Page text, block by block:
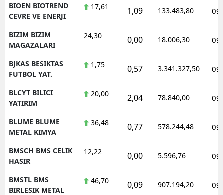
BIOEN BIOTREND
CEVRE VE ENERJI
17,61 1,09 133.483,80
BIZIM BIZIM
MAGAZALARI
24,30 0,00 18.006,30
BJKAS BESIKTAS
FUTBOL YAT.
1,75 0,57 3.341.327,50
BLCYT BILICI
YATIRIM
20,00 2,04 78.840,00
BLUME BLUME
METAL KIMYA
36,48 0,77 578.244,48
BMSCH BMS CELIK
HASIR
12,22 0,00 5.596,76
BMSTL BMS
BIRLESIK METAL
46,70 0,09 907.194,20